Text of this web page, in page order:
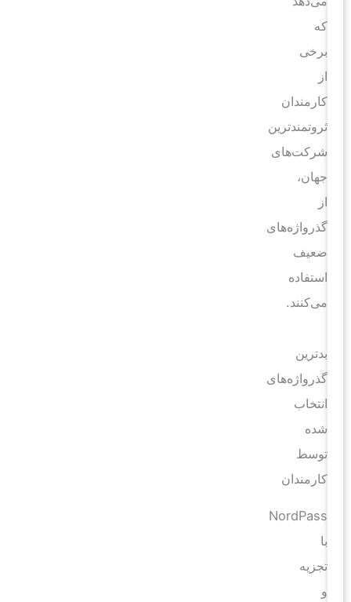
برخی
کارمندان
ثروتمند‌ترین
شرکت‌های
جهان،
گذرواژه‌های
ضعیف
استفاده
می‌کنند.
بدترین
گذرواژه‌های
انتخاب
شده
توسط
کارمندان
NordPass
تجزیه